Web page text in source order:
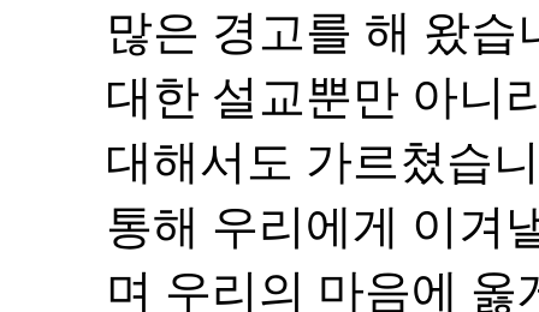
많은 경고를 해 왔
대한 설교뿐만 아니
대해서도 가르쳤습
통해 우리에게 이겨
며 우리의 마음에